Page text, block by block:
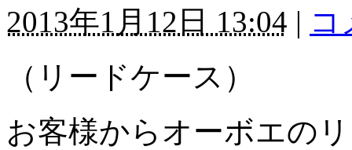
2013年1月12日 13:04 | コ
（リードケース）
お客様からオーボエの